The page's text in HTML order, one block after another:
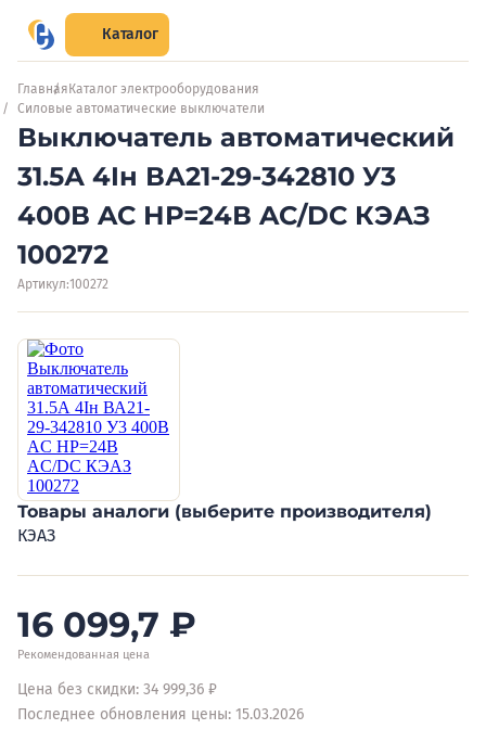
Каталог
Главная Каталог электрооборудования
Силовые автоматические выключатели
Выключатель автоматический
31.5А 4Iн ВА21-29-342810 У3
400В AC НР=24В AC/DC КЭАЗ
100272
Артикул:100272
Товары аналоги (выберите производителя)
КЭАЗ
16 099,7 ₽
Рекомендованная цена
Цена без скидки: 34 999,36 ₽
Последнее обновления цены: 15.03.2026